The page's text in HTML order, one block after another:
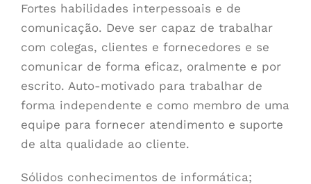
Fortes habilidades interpessoais e de
comunicação. Deve ser capaz de trabalhar
com colegas, clientes e fornecedores e se
comunicar de forma eficaz, oralmente e por
escrito. Auto-motivado para trabalhar de
forma independente e como membro de uma
equipe para fornecer atendimento e suporte
de alta qualidade ao cliente.
Sólidos conhecimentos de informática;